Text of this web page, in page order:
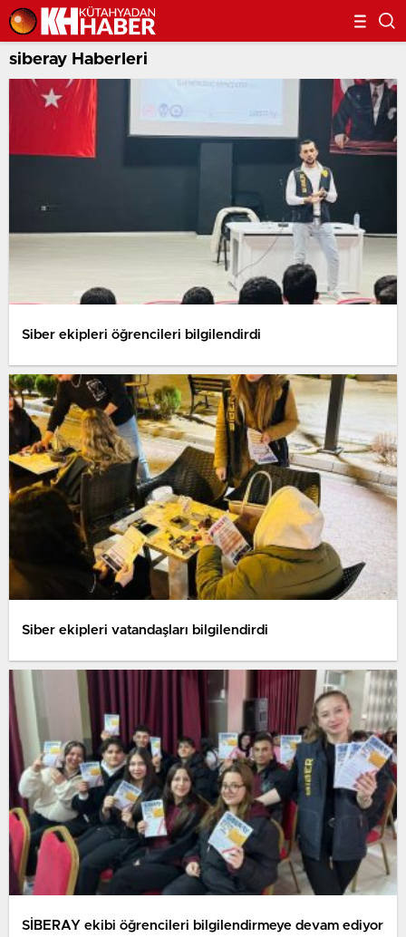
siberay Haberleri
Siber ekipleri öğrencileri bilgilendirdi
Siber ekipleri vatandaşları bilgilendirdi
SİBERAY ekibi öğrencileri bilgilendirmeye devam ediyor